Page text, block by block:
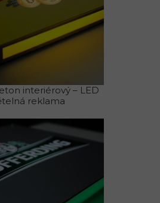
interiérový – LED
reklama